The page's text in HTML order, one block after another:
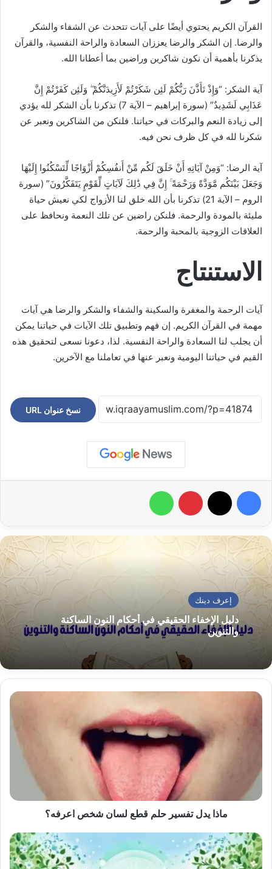
القرآن الكريم يحتوي أيضًا على آيات تتحدث عن الشفاء والشكر
والرضا. إن الشكر والرضا يعززان السعادة والراحة النفسية، والقرآن
يذكرنا بأهمية أن نكون شاكرين وراضين بما أعطانا الله.
آية الشكر: “وَإِذْ تَأَذَّنَ رَبُّكُمْ لَئِن شَكَرْتُمْ لَأَزِيدَنَّكُمْ ۖ وَلَئِن كَفَرْتُمْ إِنَّ
عَذَابِي لَشَدِيدٌ” (سورة إبراهيم – الآية 7) تذكرنا بأن الشكر لله يؤدي
إلى زيادة النعم والبركات في حياتنا. فلنكن من الشاكرين ونعبر عن
شكرنا لله في كل ظرف نحن فيه.
آية الرضا: “وَمِنْ آيَاتِهِ أَنْ خَلَقَ لَكُم مِّنْ أَنفُسِكُمْ أَزْوَاجًا لِّتَسْكُنُوا إِلَيْهَا
وَجَعَلَ بَيْنَكُم مَّوَدَّةً وَرَحْمَةً ۚ إِنَّ فِي ذَٰلِكَ لَآيَاتٍ لِّقَوْمٍ يَتَفَكَّرُونَ” (سورة
الروم – الآية 21) تذكرنا بأن الله خلق لنا الأزواج لكي نعيش حياة
مليئة بالمودة والرحمة. فلنكن راضين عن تلك النعمة ونحافظ على
العلاقات الزوجية بالمحبة والرحمة.
الاستنتاج
آيات الرحمة والمغفرة والسكينة والشفاء والشكر والرضا هي آيات
مهمة في القرآن الكريم. إن فهم وتطبيق تلك الآيات في حياتنا يمكن
أن يجلب لنا السعادة والراحة النفسية. لذا، دعونا نسعى لتحقيق هذه
القيم في حياتنا اليومية ونعبر عنها في تعاملنا مع الآخرين.
نسخ عنوان URL
فيسبوك بينتيريست
إعرف دينك
دليل الإخفاء الحقيقي في أحكام النون الساكنة
والتنوين
ماذا
شخص
اعرفه؟
ماذا يدل تفسير حلم قطع لسان شخص اعرفه؟
الرقية
الشرعية
الكاملة